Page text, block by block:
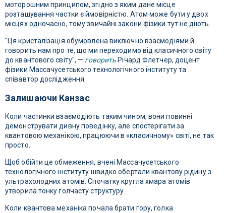
моторошним принципом, згідно з яким дане місце
розташування частки є ймовірністю. Атом може бути у двох
місцях одночасно, тому звичайні закони фізики тут не діють.
"Ця кристалізація обумовлена ​​виключно взаємодіями й
говорить нам про те, що ми переходимо від класичного світу
до квантового світу", — говорить Річард Флетчер, доцент
фізики Массачусетського технологічного інституту та
співавтор дослідження.
Залишаючи Канзас
Коли частинки взаємодіють таким чином, вони повинні
демонструвати дивну поведінку, але спостерігати за
квантовою механікою, працюючи в «класичному» світі, не так
просто.
Щоб обійти це обмеження, вчені Массачусетського
технологічного інституту швидко обертали квантову рідину з
ультрахолодних атомів. Спочатку кругла хмара атомів
утворила тонку голчасту структуру.
Коли квантова механіка почала брати гору, голка